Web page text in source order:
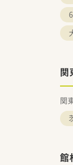
関
関
館